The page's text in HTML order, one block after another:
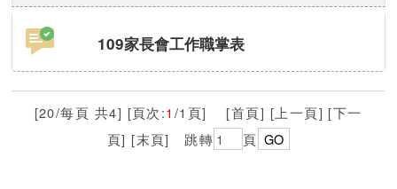
109家長會工作職掌表
[20/每頁 共4] [頁次:1 /1頁] [首頁] [上一頁] [下一
頁] [末頁] 跳轉 頁